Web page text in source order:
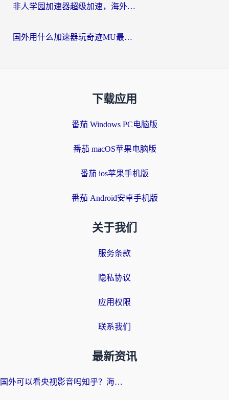
非人学园加速器超级加速，海外玩家重返国服的通行证
国外用什么加速器玩奇迹MU最好？2026海外玩家国服游戏加速全攻略
下载应用
番茄 Windows PC电脑版
番茄 macOS苹果电脑版
番茄 ios苹果手机版
番茄 Android安卓手机版
关于我们
服务条款
隐私协议
应用权限
联系我们
最新资讯
国外可以看央视影音吗知乎？海外党亲测有效的回国加速方案